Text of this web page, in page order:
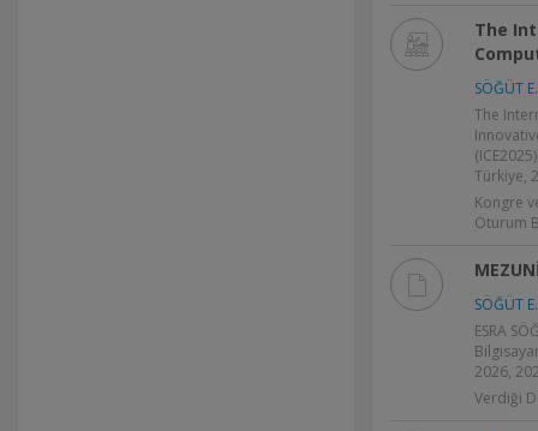
The
SÖĞÜT E.
The
Türkiye,
Kongre
Oturum
SÖĞÜT E.
ESRA
2026,
Verdiği